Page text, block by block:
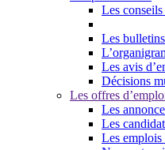
Les
Les
Les avis
Décisions
Les offres
Les
Les
Les emplois